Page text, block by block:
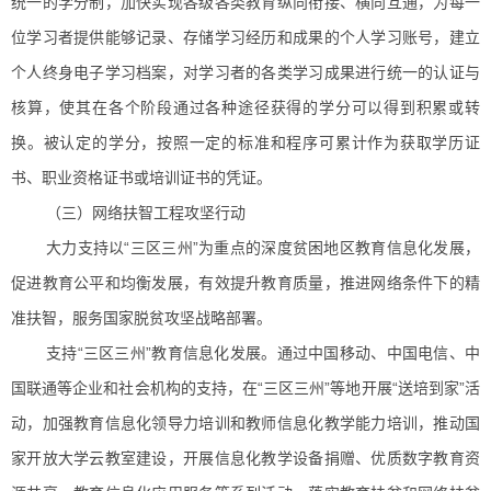
位学习者提供能够记录、存储学习经历和成果的个人学习账号，建立
个人终身电子学习档案，对学习者的各类学习成果进行统一的认证与
核算，使其在各个阶段通过各种途径获得的学分可以得到积累或转
换。被认定的学分，按照一定的标准和程序可累计作为获取学历证
书、职业资格证书或培训证书的凭证。
（三）网络扶智工程攻坚行动
大力支持以“三区三州”为重点的深度贫困地区教育信息化发展，
促进教育公平和均衡发展，有效提升教育质量，推进网络条件下的精
准扶智，服务国家脱贫攻坚战略部署。
支持“三区三州”教育信息化发展。通过中国移动、中国电信、中
国联通等企业和社会机构的支持，在“三区三州”等地开展“送培到家”活
动，加强教育信息化领导力培训和教师信息化教学能力培训，推动国
家开放大学云教室建设，开展信息化教学设备捐赠、优质数字教育资